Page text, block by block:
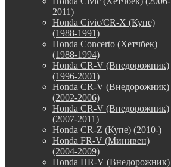
2011)
Honda Civic/CR-X (Купе)
(1988-1991)
Honda Concerto (Хетчбек)
(1988-1994)
Honda CR-V (Внедорожник)
(1996-2001)
Honda CR-V (Внедорожник)
(2002-2006)
Honda CR-V (Внедорожник)
(2007-2011)
Honda CR-Z (Купе) (2010-)
Honda FR-V (Минивен)
(2004-2009)
Honda HR-V (Внедорожник)